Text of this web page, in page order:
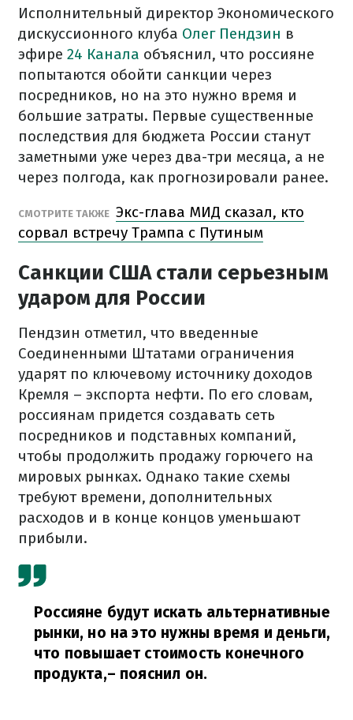
Исполнительный директор Экономического
дискуссионного клуба Олег Пендзин в
эфире 24 Канала объяснил, что россияне
попытаются обойти санкции через
посредников, но на это нужно время и
большие затраты. Первые существенные
последствия для бюджета России станут
заметными уже через два-три месяца, а не
через полгода, как прогнозировали ранее.
СМОТРИТЕ ТАКЖЕ Экс-глава МИД сказал, кто
сорвал встречу Трампа с Путиным
Санкции США стали серьезным
ударом для России
Пендзин отметил, что введенные
Соединенными Штатами ограничения
ударят по ключевому источнику доходов
Кремля – экспорта нефти. По его словам,
россиянам придется создавать сеть
посредников и подставных компаний,
чтобы продолжить продажу горючего на
мировых рынках. Однако такие схемы
требуют времени, дополнительных
расходов и в конце концов уменьшают
прибыли.
Россияне будут искать альтернативные
рынки, но на это нужны время и деньги,
что повышает стоимость конечного
продукта,– пояснил он.